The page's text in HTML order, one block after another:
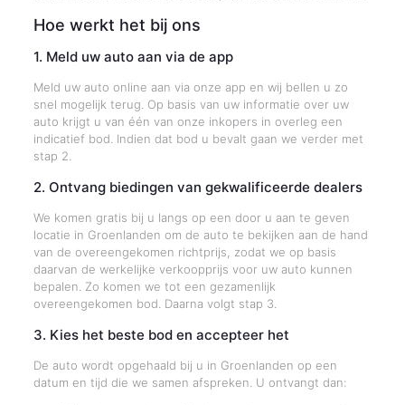
Hoe werkt het bij ons
1. Meld uw auto aan via de app
Meld uw auto online aan via onze app en wij bellen u zo
snel mogelijk terug. Op basis van uw informatie over uw
auto krijgt u van één van onze inkopers in overleg een
indicatief bod. Indien dat bod u bevalt gaan we verder met
stap 2.
2. Ontvang biedingen van gekwalificeerde dealers
We komen gratis bij u langs op een door u aan te geven
locatie in Groenlanden om de auto te bekijken aan de hand
van de overeengekomen richtprijs, zodat we op basis
daarvan de werkelijke verkoopprijs voor uw auto kunnen
bepalen. Zo komen we tot een gezamenlijk
overeengekomen bod. Daarna volgt stap 3.
3. Kies het beste bod en accepteer het
De auto wordt opgehaald bij u in Groenlanden op een
datum en tijd die we samen afspreken. U ontvangt dan: